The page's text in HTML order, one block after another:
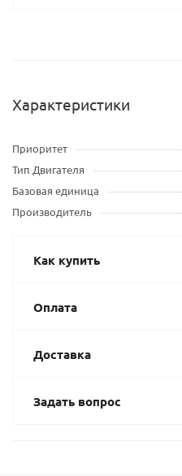
Характеристики
Приоритет
Тип Двигателя
Базовая единица
Производитель
Как купить
Оплата
Доставка
Задать вопрос